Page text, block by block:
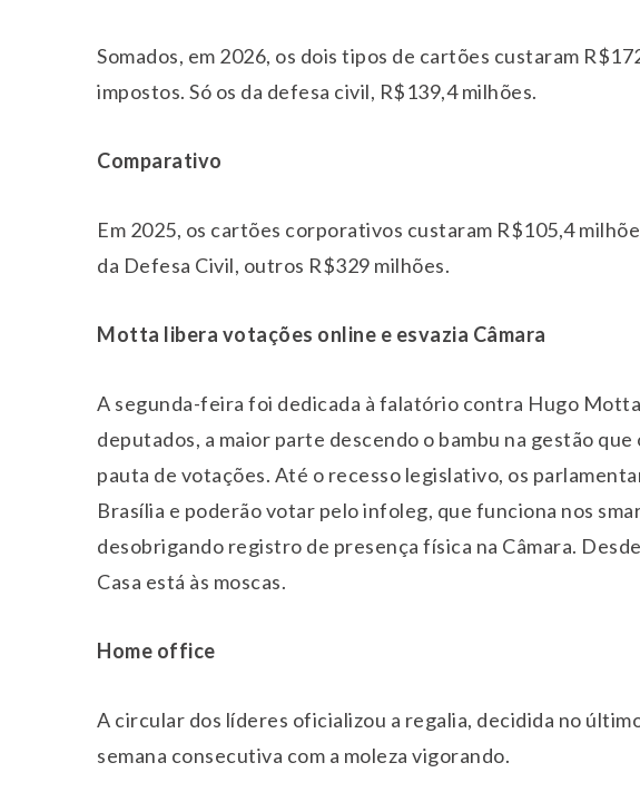
Somados, em 2026, os dois tipos de cartões custaram
impostos. Só os da defesa civil, R$139,4 milhões.
Comparativo
Em 2025, os cartões corporativos custaram R$105,4
da Defesa Civil, outros R$329 milhões.
Motta libera votações online e esvazia Câmara
A segunda-feira foi dedicada à falatório contra Hugo
deputados, a maior parte descendo o bambu na gestão
pauta de votações. Até o recesso legislativo, os
Brasília e poderão votar pelo infoleg, que funciona nos
desobrigando registro de presença física na Câmara.
Casa está às moscas.
Home office
A circular dos líderes oficializou a regalia, decidida no
semana consecutiva com a moleza vigorando.